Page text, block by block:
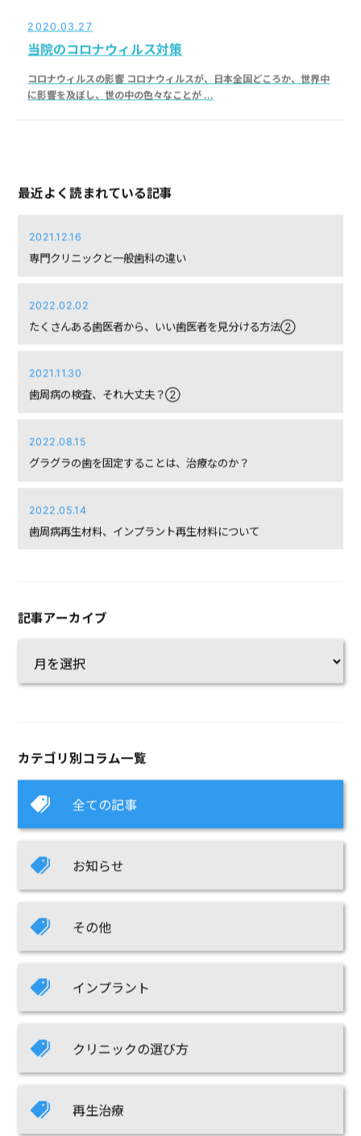
2020.03.27
当院のコロナウィルス対策
コロナウィルスの影響 コロナウィルスが、日本全国どころか、世界中
に影響を及ぼし、世の中の色々なことが ...
最近よく読まれている記事
2021.12.16
専門クリニックと一般歯科の違い
2022.02.02
たくさんある歯医者から、いい歯医者を見分ける方法②
2021.11.30
歯周病の検査、それ大丈夫？②
2022.08.15
グラグラの歯を固定することは、治療なのか？
2022.05.14
歯周病再生材料、インプラント再生材料について
記事アーカイブ
カテゴリ別コラム一覧
全ての記事
お知らせ
その他
インプラント
クリニックの選び方
再生治療